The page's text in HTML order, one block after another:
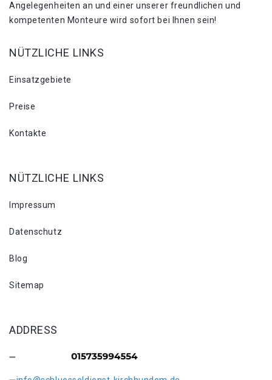
Angelegenheiten an und einer unserer freundlichen und
kompetenten Monteure wird sofort bei Ihnen sein!
NÜTZLICHE LINKS
Einsatzgebiete
Preise
Kontakte
NÜTZLICHE LINKS
Impressum
Datenschutz
Blog
Sitemap
ADDRESS